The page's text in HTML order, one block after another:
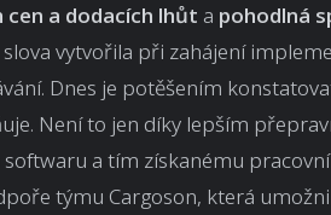
a dodacích lhůt a pohodlná
vytvořila při zahájení
Dnes je potěšením
Není to jen díky lepším
a tím získanému
týmu Cargoson, která